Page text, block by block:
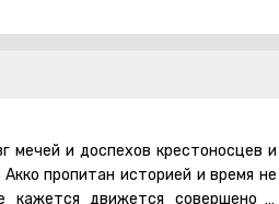
мечей и доспехов крестоносцев и
пропитан историей и время не
движется совершено в